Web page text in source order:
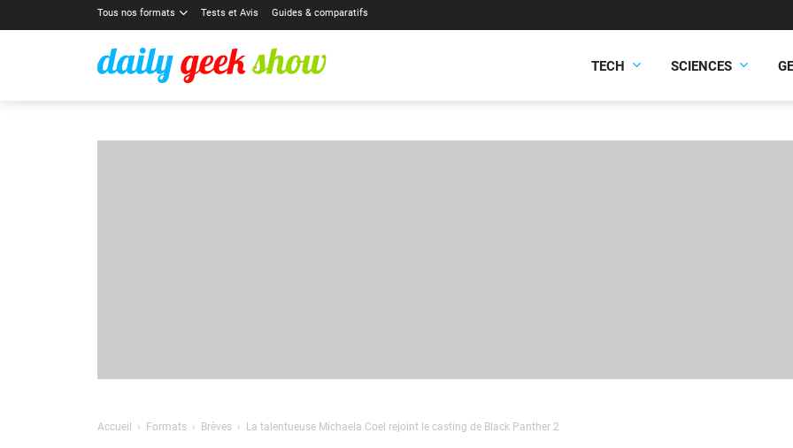
Tous nos formats Tests et Avis Guides & comparatifs
TECH SCIENCES
Accueil Formats Brèves La talentueuse Michaela Coel rejoint le casting de Black Panther 2